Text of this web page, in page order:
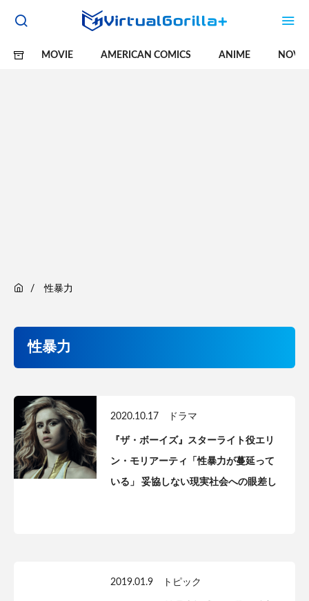
MOVIE AMERICAN COMICS ANIME
性暴力
性暴力
2020.10.17 ドラマ
『ザ・ボーイズ』スターライト役エリ
ン・モリアーティ「性暴力が蔓延って
いる」 妥協しない現実社会への眼差し
2019.01.9 トピック